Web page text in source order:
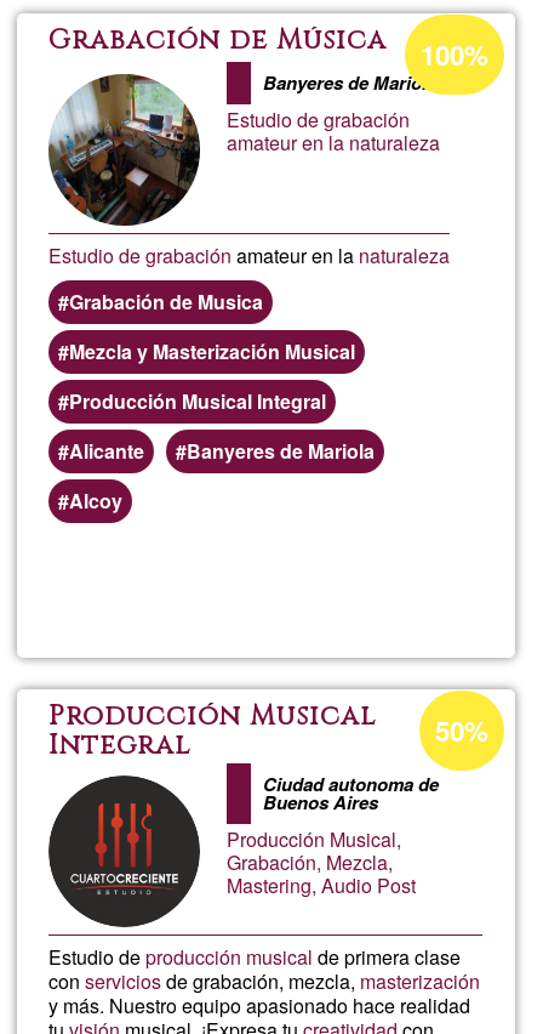
|
Grabación de Música
Banyeres de Mariola
Estudio de grabación
amateur en la naturaleza
Estudio de grabación amateur en la naturaleza
Grabación de Musica
Mezcla y Masterización Musical
Producción Musical Integral
Alicante
Banyeres de Mariola
Alcoy
Porcentaje
de
aceptación
de
100%
de
Música
Producción Musical
Integral
Ciudad autonoma de
Buenos Aires
Producción Musical,
Grabación, Mezcla,
Mastering, Audio Post
Estudio deproducción musical de primera clase
conserviciosde grabación, mezcla, masterización
y más. Nuestro equipo apasionado hace realidad
Porcentaje
de
aceptación
50%